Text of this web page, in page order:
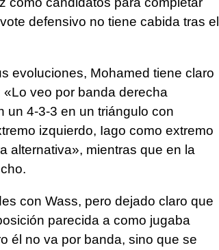
defensivo no tiene cabida tras el
evoluciones, Mohamed tiene claro
veo por banda derecha
un 4-3-3 en un triángulo con
izquierdo, Iago como extremo
alternativa», mientras que en la
con Wass, pero dejado claro que
parecida a como jugaba
él no va por banda, sino que se